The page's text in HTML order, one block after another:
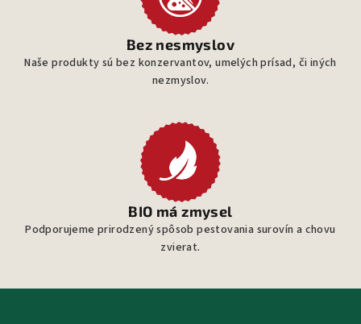
Bez nesmyslov
Naše produkty sú bez konzervantov, umelých prísad, či iných
nezmyslov.
BIO má zmysel
Podporujeme prirodzený spôsob pestovania surovín a chovu
zvierat.